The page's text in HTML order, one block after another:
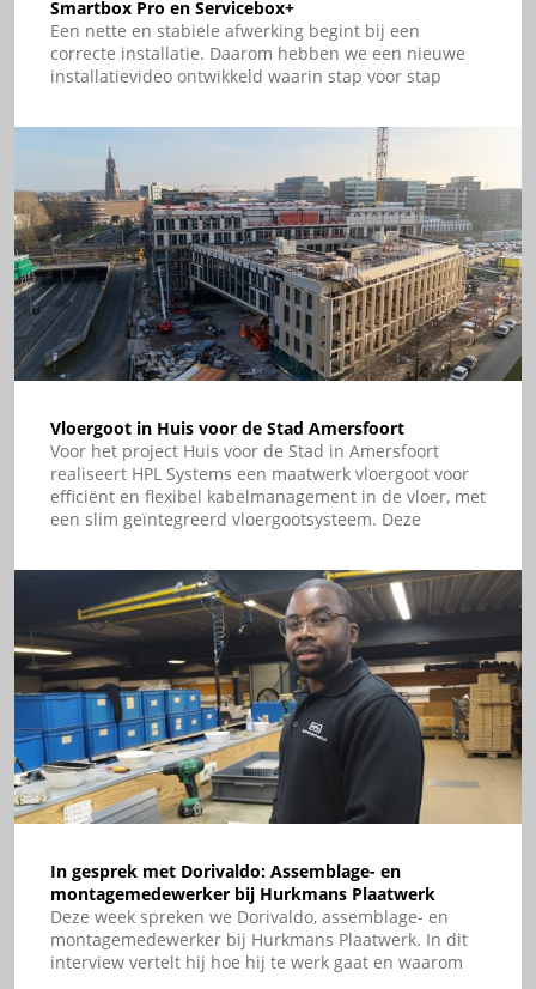
Smartbox Pro en Servicebox+
Een nette en stabiele afwerking begint bij een
correcte installatie. Daarom hebben we een nieuwe
installatievideo ontwikkeld waarin stap voor stap
Smartbox Pro en Servicebox+ wordt gemonteerd en
afgewerkt.
Vloergoot in Huis voor de Stad Amersfoort
Voor het project Huis voor de Stad in Amersfoort
realiseert HPL Systems een maatwerk vloergoot voor
efficiënt en flexibel kabelmanagement in de vloer, met
een slim geïntegreerd vloergootsysteem. Deze
infrastructuur waarin stroom- en datavoorzieningen
eenvoudig geïntegreerd zijn.
In gesprek met Dorivaldo: Assemblage- en
montagemedewerker bij Hurkmans Plaatwerk
Deze week spreken we Dorivaldo, assemblage- en
montagemedewerker bij Hurkmans Plaatwerk. In dit
interview vertelt hij hoe hij te werk gaat en waarom